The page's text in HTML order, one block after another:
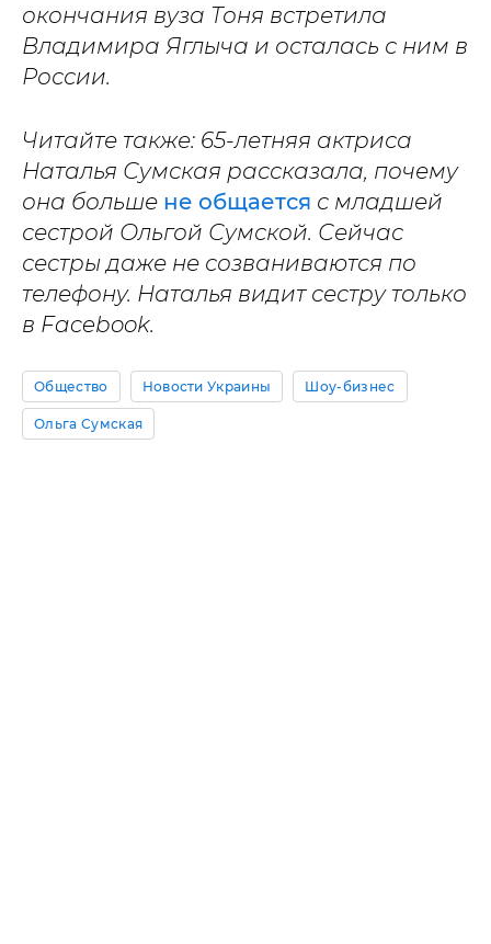
окончания вуза Тоня встретила
Владимира Яглыча и осталась с ним в
России.
Читайте также: 65-летняя актриса
Наталья Сумская рассказала, почему
она больше не общается с младшей
сестрой Ольгой Сумской. Сейчас
сестры даже не созваниваются по
телефону. Наталья видит сестру только
в Facebook.
Общество Новости Украины Шоу-бизнес
Ольга Сумская